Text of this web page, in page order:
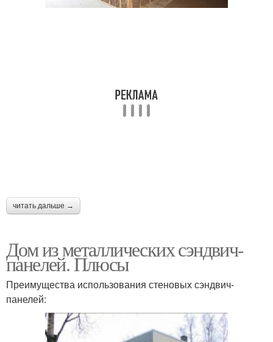
читать дальше →
Дом из металлических сэндвич-
панелей. Плюсы
Преимущества использования стеновых сэндвич-
панелей: